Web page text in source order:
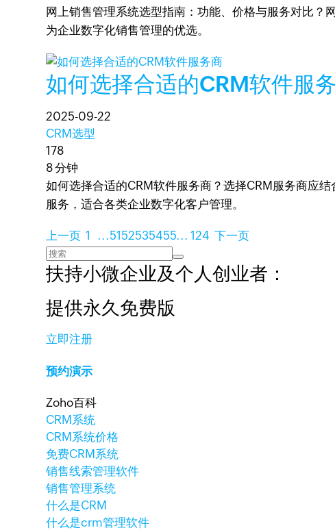
网上销售管理系统选型指南：功能、价格与服务对比
为企业数字化销售管理的优选。
如何选择合适的CRM软件服
2025-09-22
CRM选型
178
8 分钟
如何选择合适的CRM软件服务商？选择CRM服务商应
服务，适合各类企业数字化客户管理。
上一页1 ...51 52535455... 124 下一页
扶持小微企业及个人创业者：
提供永久免费版
立即注册
预约演示
Zoho百科
CRM系统
CRM系统价格
免费CRM系统
销售线索管理软件
销售管理系统
什么是CRM
什么是crm管理软件